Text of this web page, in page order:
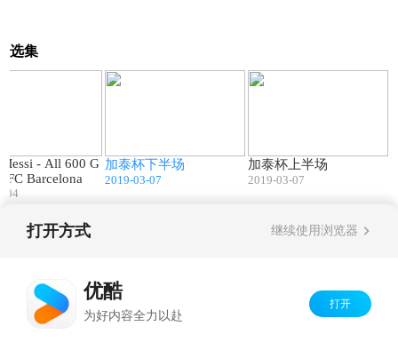
选集
- All 600 G
FC Barcelona
04
加泰杯下半场
2019-03-07
加泰杯上半场
2019-03-07
打开方式 继续使用浏览器
优酷
为好内容全力以赴
打开